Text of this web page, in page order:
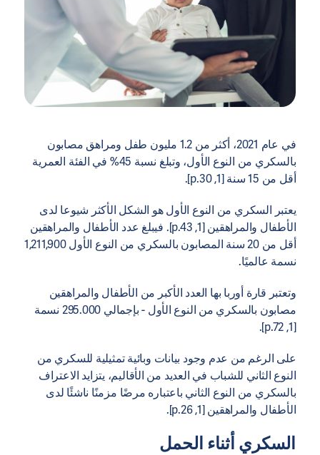
في عام 2021، أكثر من 1.2 مليون طفل ومراهق مصابون
بالسكري من النوع الأول، وتبلغ نسبة 45% في الفئة العمرية
أقل من 15 سنة [1, p.30].
يعتبر السكري من النوع الأول هو الشكل الأكثر شيوعا لدى
الأطفال والمراهقين [1, p.43]. فيبلغ عدد الأطفال والمراهقين
أقل من 20 سنة المصابون بالسكري من النوع الأول 1,211,900
نسمة عالميًا.
وتعتبر قارة أوربا بها العدد الأكبر من الأطفال والمراهقين
مصابون بالسكري من النوع الأول - بإجمالي 295.000 نسمة
[1, p.72].
على الرغم من عدم وجود بيانات وبائية تمثيلية للسكري من
النوع الثاني للشباب في العديد من الأقاليم، يتزايد الاعتراف
بالسكري من النوع الثاني باعتباره مرضًا مزمنًا ناشئًا لدى
الأطفال والمراهقين [1, p.26].
السكري أثناء الحمل